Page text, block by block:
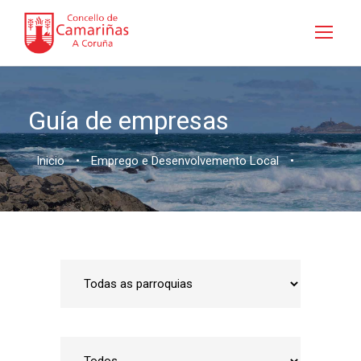
Guía de empresas
Inicio • Emprego e Desenvolvemento Local •